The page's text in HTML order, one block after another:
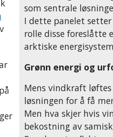
som sentrale
I dette panelet
rolle disse foreslåtte
arktiske
Grønn energi og
Mens vindkraft
løsningen for å få
Men hva skjer hvis
bekostning av